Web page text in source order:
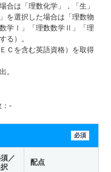
合は「理数化学」，「生」
を選択した場合は「理数物
学Ⅰ」「理数数学Ⅱ」「理
る）。
Ｃを含む英語資格）を取得
。
-
必須
／
配点